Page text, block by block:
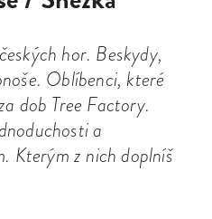
hor. Beskydy,
Oblíbenci, které
dob Tree Factory.
a
Kterým z nich doplníš